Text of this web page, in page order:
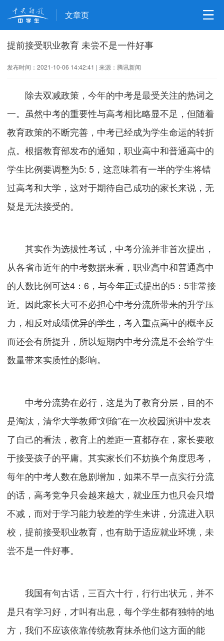
文章页
提前接受职业教育 未尝不是一件好事
发布时间：2021-10-06 14:42:41 |来源：腾讯新闻
除去双减政策，今年的中考是最受关注的热词之
一。虽然中考的重要性与高考相比略显不足，但随着
教育政策的不断完善，中考已经成为学生命运的转折
点。根据教育部发布的通知，职业高中和普通高中的
学生比例要调整为5: 5，这意味着有一半的学生将错
过高考和大学，这对于期待自己成功的家长来说，无
疑是无法接受的。
其实作为选拔性考试，中考分流并非首次提出，
从各省市近年的中考数据来看，职业高中和普通高中
的人数比例可达4：6，与今年正式提出的5：5非常接
近。因此家长大可不必担心中考分流所带来的升学压
力，相反对成绩优异的学生，考入重点高中的概率反
而还会有所提升，所以短期内中考分流是不会给学生
数量带来实质性的影响。
中考分流势在必行，这是为了教育分层，目的不
是淘汰，清华大学教师“刘瑜”在一次校园演讲中发表
了自己的看法，教育上的差距一直都存在，家长要敢
于接受孩子的平庸。其实家长们不妨换个角度思考，
每年的中考人数在急剧增加，如果不早一点实行分流
的话，高考竞争只会越来越大，就业压力也只会只增
不减，而对于学习能力较差的学生来讲，分流进入职
校，提前接受职业教育，也有助于适应就业环境，未
尝不是一件好事。
我国有句古话，三百六十行，行行出状元，并不
是只有学习好，才叫有出息，每个学生都有独特的地
方，我们不应该依靠传统教育抹杀他们这方面的能